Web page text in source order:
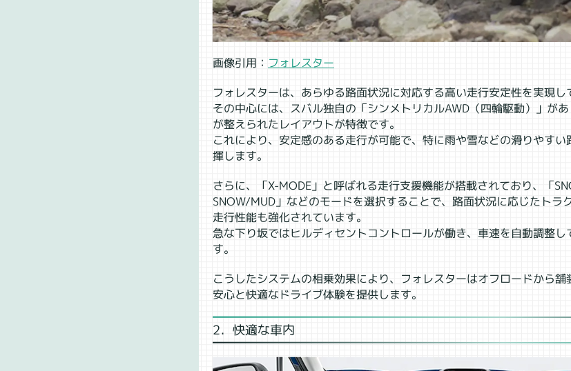
画像引用： フォレスター
フォレスターは、あらゆる路面状況に対応する高い走行安定性を実現し
その中心には、スバル独自の「シンメトリカルAWD（四輪駆動）」が
が整えられたレイアウトが特徴です。
これにより、安定感のある走行が可能で、特に雨や雪などの滑りやす
揮します。
さらに、「X-MODE」と呼ばれる走行支援機能が搭載されており、「
SNOW/MUD」などのモードを選択することで、路面状況に応じたトラ
走行性能も強化されています。
急な下り坂ではヒルディセントコントロールが働き、車速を自動調整
す。
こうしたシステムの相乗効果により、フォレスターはオフロードから
安心と快適なドライブ体験を提供します。
2．快適な車内